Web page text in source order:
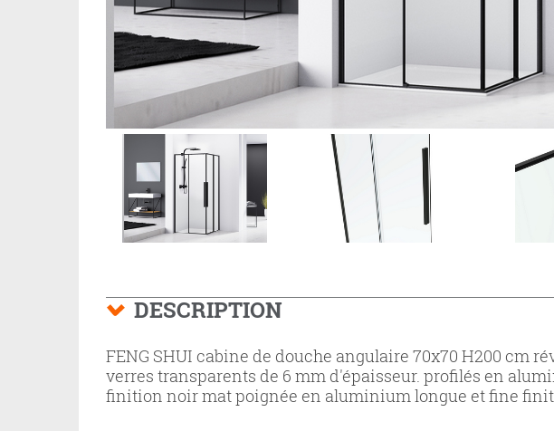
DESCRIPTION
FENG SHUI cabine de douche angulaire 70x70 H200 cm
verres transparents de 6 mm d'épaisseur. profilés en
finition noir mat poignée en aluminium longue et fine